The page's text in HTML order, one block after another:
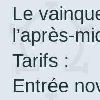
Le
l’après-
Tarifs :
Entrée